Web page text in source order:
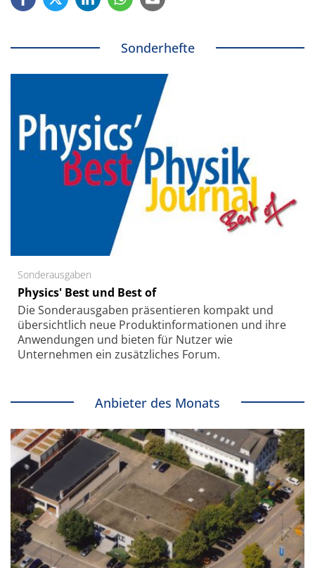
Sonderhefte
Sonderausgaben
Physics' Best und Best of
Die Sonder­ausgaben präsentieren kompakt und
übersichtlich neue Produkt­informationen und ihre
Anwendungen und bieten für Nutzer wie
Unternehmen ein zusätzliches Forum.
Anbieter des Monats